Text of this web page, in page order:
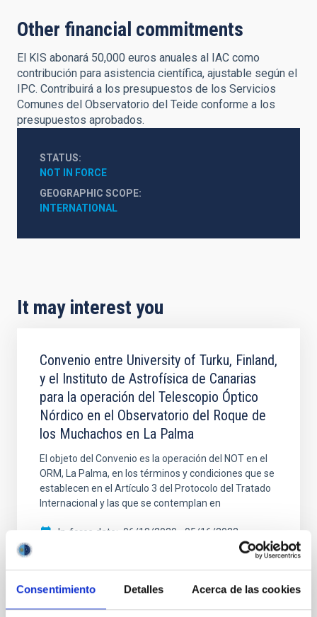
Consentimiento Detalles Acerca de las cookies
Other financial commitments
El KIS abonará 50,000 euros anuales al IAC como
contribución para asistencia científica, ajustable según el
IPC. Contribuirá a los presupuestos de los Servicios
Comunes del Observatorio del Teide conforme a los
presupuestos aprobados.
STATUS
NOT IN FORCE
GEOGRAPHIC SCOPE
INTERNATIONAL
It may interest you
Convenio entre University of Turku, Finland,
y el Instituto de Astrofísica de Canarias
para la operación del Telescopio Óptico
Nórdico en el Observatorio del Roque de
los Muchachos en La Palma
El objeto del Convenio es la operación del NOT en el
ORM, La Palma, en los términos y condiciones que se
establecen en el Artículo 3 del Protocolo del Tratado
Internacional y las que se contemplan en
In-force date 06/18/2020
05/16/2032